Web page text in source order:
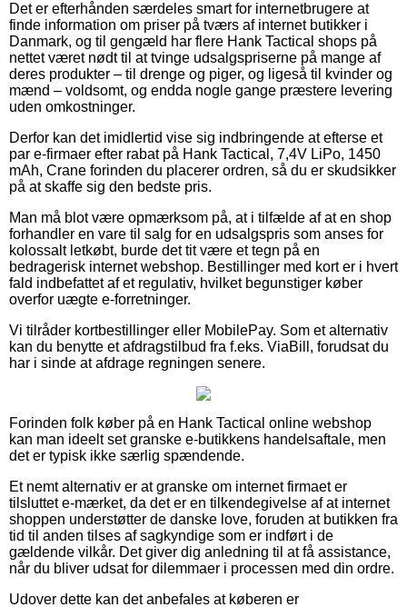
Det er efterhånden særdeles smart for internetbrugere at
finde information om priser på tværs af internet butikker i
Danmark, og til gengæld har flere Hank Tactical shops på
nettet været nødt til at tvinge udsalgspriserne på mange af
deres produkter – til drenge og piger, og ligeså til kvinder og
mænd – voldsomt, og endda nogle gange præstere levering
uden omkostninger.
Derfor kan det imidlertid vise sig indbringende at efterse et
par e-firmaer efter rabat på Hank Tactical, 7,4V LiPo, 1450
mAh, Crane forinden du placerer ordren, så du er skudsikker
på at skaffe sig den bedste pris.
Man må blot være opmærksom på, at i tilfælde af at en shop
forhandler en vare til salg for en udsalgspris som anses for
kolossalt letkøbt, burde det tit være et tegn på en
bedragerisk internet webshop. Bestillinger med kort er i hvert
fald indbefattet af et regulativ, hvilket begunstiger køber
overfor uægte e-forretninger.
Vi tilråder kortbestillinger eller MobilePay. Som et alternativ
kan du benytte et afdragstilbud fra f.eks. ViaBill, forudsat du
har i sinde at afdrage regningen senere.
Forinden folk køber på en Hank Tactical online webshop
kan man ideelt set granske e-butikkens handelsaftale, men
det er typisk ikke særlig spændende.
Et nemt alternativ er at granske om internet firmaet er
tilsluttet e-mærket, da det er en tilkendegivelse af at internet
shoppen understøtter de danske love, foruden at butikken fra
tid til anden tilses af sagkyndige som er indført i de
gældende vilkår. Det giver dig anledning til at få assistance,
når du bliver udsat for dilemmaer i processen med din ordre.
Udover dette kan det anbefales at køberen er